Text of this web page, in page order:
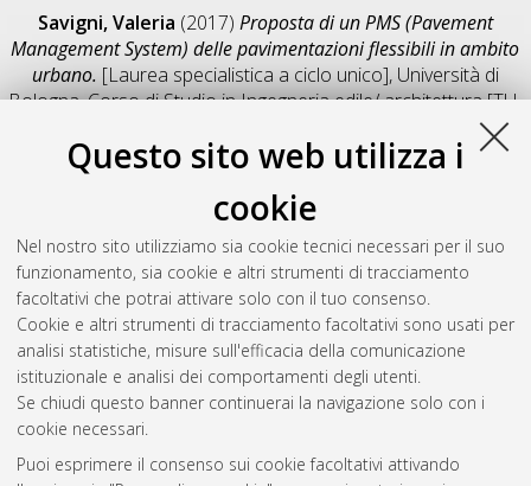
Questo sito web utilizza i
cookie
Nel nostro sito utilizziamo sia cookie tecnici necessari per il suo
funzionamento, sia cookie e altri strumenti di tracciamento
facoltativi che potrai attivare solo con il tuo consenso.
Cookie e altri strumenti di tracciamento facoltativi sono usati per
analisi statistiche, misure sull'efficacia della comunicazione
istituzionale e analisi dei comportamenti degli utenti.
Se chiudi questo banner continuerai la navigazione solo con i
cookie necessari.
Puoi esprimere il consenso sui cookie facoltativi attivando
Savigni, Valeria (2017) Proposta di un PMS (Pavement
Management System) delle pavimentazioni flessibili in ambito
urbano. [Laurea specialistica a ciclo unico], Università di
Bologna, Corso di Studio inIngegneria edile/ architettura [TU-
Salva citazione
Condividi
Il full-text non è disponibile per scelta dell'autore. (
Abstract
Altri metadati
Gestione del documento:
Atom